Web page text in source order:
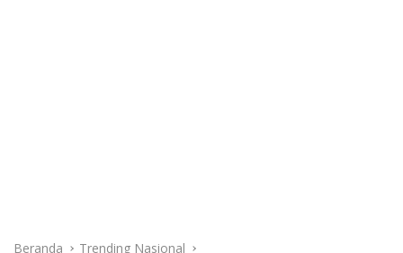
Beranda Trending Nasional